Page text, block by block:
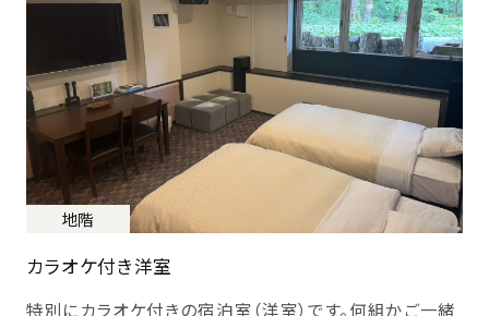
カラオケ付き洋室
特別にカラオケ付きの宿泊室（洋室）です。何組かご一緒
地階